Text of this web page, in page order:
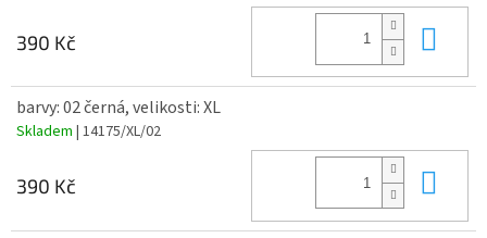
390 Kč
barvy: 02 černá, velikosti: XL
Skladem | 14175/XL/02
390 Kč